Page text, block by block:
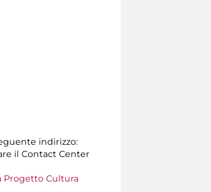
indirizzo:
il Contact Center
Progetto Cultura